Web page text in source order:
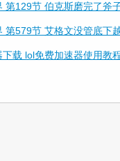
第129节 伯克斯磨完了斧
第579节 艾格文没管底下
下载 lol免费加速器使用教